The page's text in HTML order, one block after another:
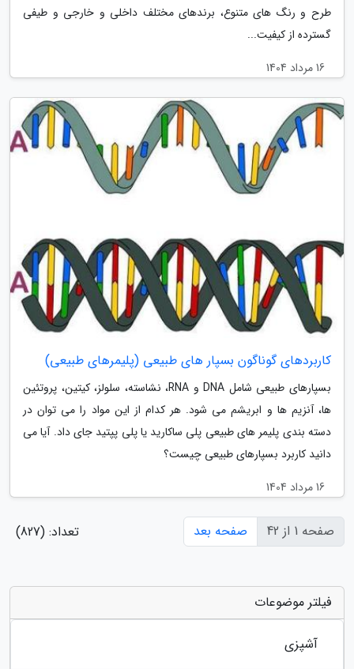
طرح و رنگ های متنوع، برندهای مختلف داخلی و خارجی و طیفی
گسترده از کیفیت...
16 مرداد 1404
کاربردهای گوناگون بسپار های طبیعی (پلیمرهای طبیعی)
بسپارهای طبیعی شامل DNA و RNA، نشاسته، سلولز، کیتین، پروتئین
ها، آنزیم ها و ابریشم می شود. هر کدام از این مواد را می توان در
دسته بندی پلیمر های طبیعی پلی ساکارید یا پلی پپتید جای داد. آیا می
دانید کاربرد بسپارهای طبیعی چیست؟
16 مرداد 1404
صفحه 1 از 42 صفحه بعد تعداد: (827)
فیلتر موضوعات
آشپزی